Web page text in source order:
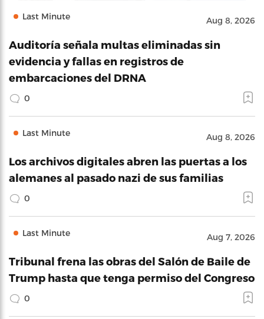
Last Minute Aug 8, 2026
Auditoría señala multas eliminadas sin
evidencia y fallas en registros de
embarcaciones del DRNA
0
Last Minute Aug 8, 2026
Los archivos digitales abren las puertas a los
alemanes al pasado nazi de sus familias
0
Last Minute Aug 7, 2026
Tribunal frena las obras del Salón de Baile de
Trump hasta que tenga permiso del Congreso
0